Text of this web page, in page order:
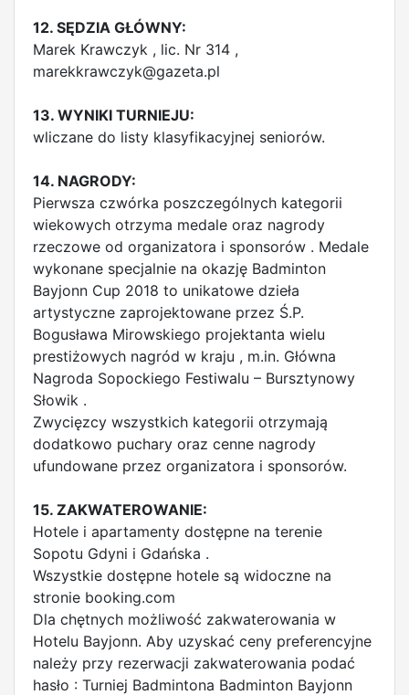
12. SĘDZIA GŁÓWNY:
Marek Krawczyk , lic. Nr 314 ,
marekkrawczyk@gazeta.pl
13. WYNIKI TURNIEJU:
wliczane do listy klasyfikacyjnej seniorów.
14. NAGRODY:
Pierwsza czwórka poszczególnych kategorii
wiekowych otrzyma medale oraz nagrody
rzeczowe od organizatora i sponsorów . Medale
wykonane specjalnie na okazję Badminton
Bayjonn Cup 2018 to unikatowe dzieła
artystyczne zaprojektowane przez Ś.P.
Bogusława Mirowskiego projektanta wielu
prestiżowych nagród w kraju , m.in. Główna
Nagroda Sopockiego Festiwalu – Bursztynowy
Słowik .
Zwycięzcy wszystkich kategorii otrzymają
dodatkowo puchary oraz cenne nagrody
ufundowane przez organizatora i sponsorów.
15. ZAKWATEROWANIE:
Hotele i apartamenty dostępne na terenie
Sopotu Gdyni i Gdańska .
Wszystkie dostępne hotele są widoczne na
stronie booking.com
Dla chętnych możliwość zakwaterowania w
Hotelu Bayjonn. Aby uzyskać ceny preferencyjne
należy przy rezerwacji zakwaterowania podać
hasło : Turniej Badmintona Badminton Bayjonn